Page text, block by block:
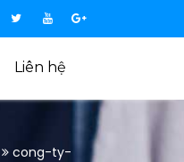
Liên hệ
cong-ty-